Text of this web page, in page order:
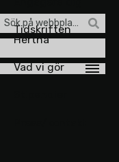
Sök
efter:
Tidskriften
Hertha
Vad vi gör